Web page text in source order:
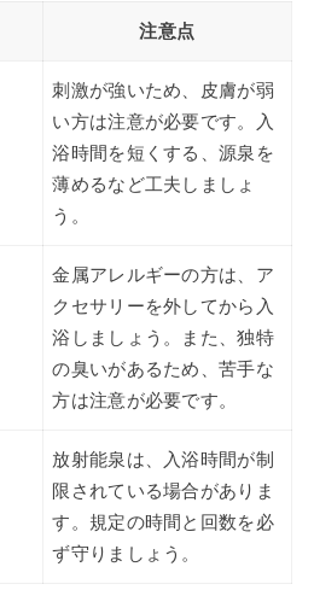
注意点
刺激が強いため、皮膚が弱
い方は注意が必要です。入
浴時間を短くする、源泉を
薄めるなど工夫しましょ
う。
金属アレルギーの方は、ア
クセサリーを外してから入
浴しましょう。また、独特
の臭いがあるため、苦手な
方は注意が必要です。
放射能泉は、入浴時間が制
限されている場合がありま
す。規定の時間と回数を必
ず守りましょう。